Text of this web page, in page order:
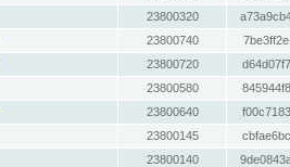
23800320
23800740
23800720
23800580
23800640
23800145
23800140